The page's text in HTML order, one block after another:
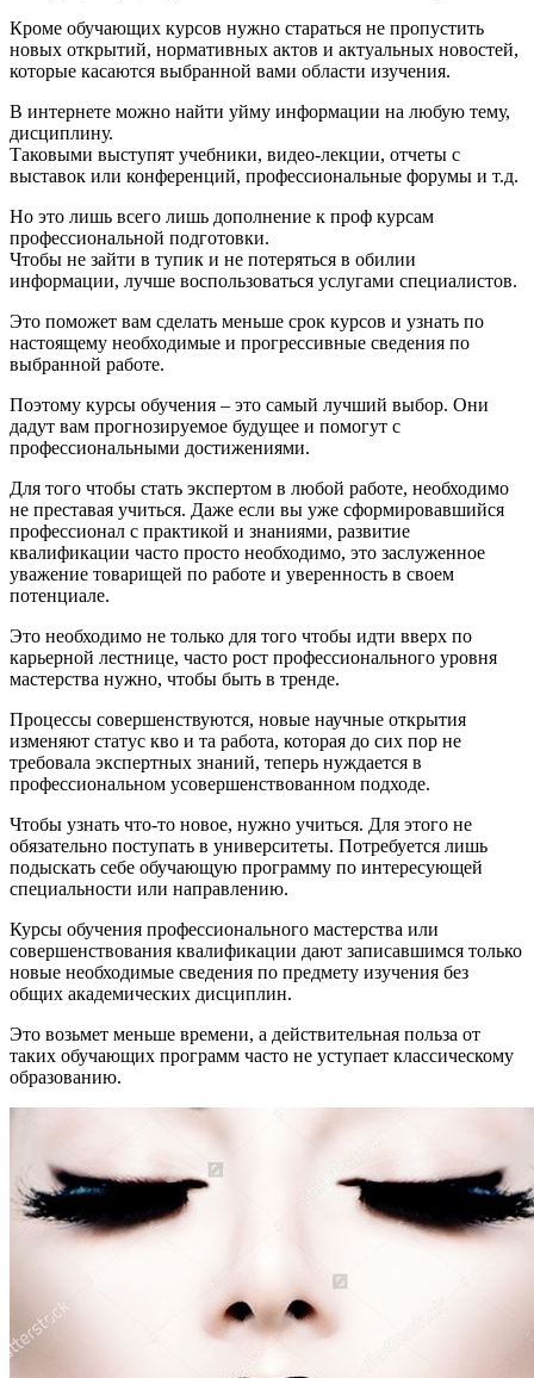
Кроме обучающих курсов нужно стараться не пропустить
новых открытий, нормативных актов и актуальных новостей,
которые касаются выбранной вами области изучения.
В интернете можно найти уйму информации на любую тему,
дисциплину.
Таковыми выступят учебники, видео-лекции, отчеты с
выставок или конференций, профессиональные форумы и т.д.
Но это лишь всего лишь дополнение к проф курсам
профессиональной подготовки.
Чтобы не зайти в тупик и не потеряться в обилии
информации, лучше воспользоваться услугами специалистов.
Это поможет вам сделать меньше срок курсов и узнать по
настоящему необходимые и прогрессивные сведения по
выбранной работе.
Поэтому курсы обучения – это самый лучший выбор. Они
дадут вам прогнозируемое будущее и помогут с
профессиональными достижениями.
Для того чтобы стать экспертом в любой работе, необходимо
не преставая учиться. Даже если вы уже сформировавшийся
профессионал с практикой и знаниями, развитие
квалификации часто просто необходимо, это заслуженное
уважение товарищей по работе и уверенность в своем
потенциале.
Это необходимо не только для того чтобы идти вверх по
карьерной лестнице, часто рост профессионального уровня
мастерства нужно, чтобы быть в тренде.
Процессы совершенствуются, новые научные открытия
изменяют статус кво и та работа, которая до сих пор не
требовала экспертных знаний, теперь нуждается в
профессиональном усовершенствованном подходе.
Чтобы узнать что-то новое, нужно учиться. Для этого не
обязательно поступать в университеты. Потребуется лишь
подыскать себе обучающую программу по интересующей
специальности или направлению.
Курсы обучения профессионального мастерства или
совершенствования квалификации дают записавшимся только
новые необходимые сведения по предмету изучения без
общих академических дисциплин.
Это возьмет меньше времени, а действительная польза от
таких обучающих программ часто не уступает классическому
образованию.